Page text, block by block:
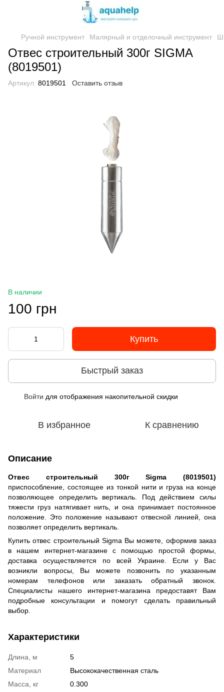
Ручной инструмент Малярный и отделочный инструмент
Отвес строительный 300г SIGMA
(8019501)
Артикул: 8019501 Оставить отзыв
В наличии
100 грн
Купить
Быстрый заказ
Войти для отображения накопительной скидки
В избранное К сравнению
Описание
Отвес строительный 300г Sigma (8019501)
приспособление, состоящее из тонкой нити и груза на конце
позволяющее определить вертикаль. Под действием силы
тяжести груз натягивает нить, и она принимает постоянное
положение. Это положение называют отвесной линией, она
позволяет определить вертикаль.
Купить отвес строительный Sigma Вы можете, оформив заказ
в нашем интернет-магазине с помощью простой формы,
доставка осуществляется по всей Украине. Если у Вас
возникли вопросы, Вы можете позвонить по указанным
номерам телефонов или заказать обратный звонок.
Специалисты нашего интернет-магазина предоставят Вам
подробные консультации и помогут сделать правильный
выбор.
Характеристики
Длина, м
5
Материал
Высококачественная сталь
Масса, кг
0.300